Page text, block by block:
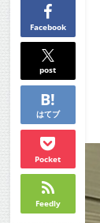
Facebook
post
はてブ
Pocket
Feedly